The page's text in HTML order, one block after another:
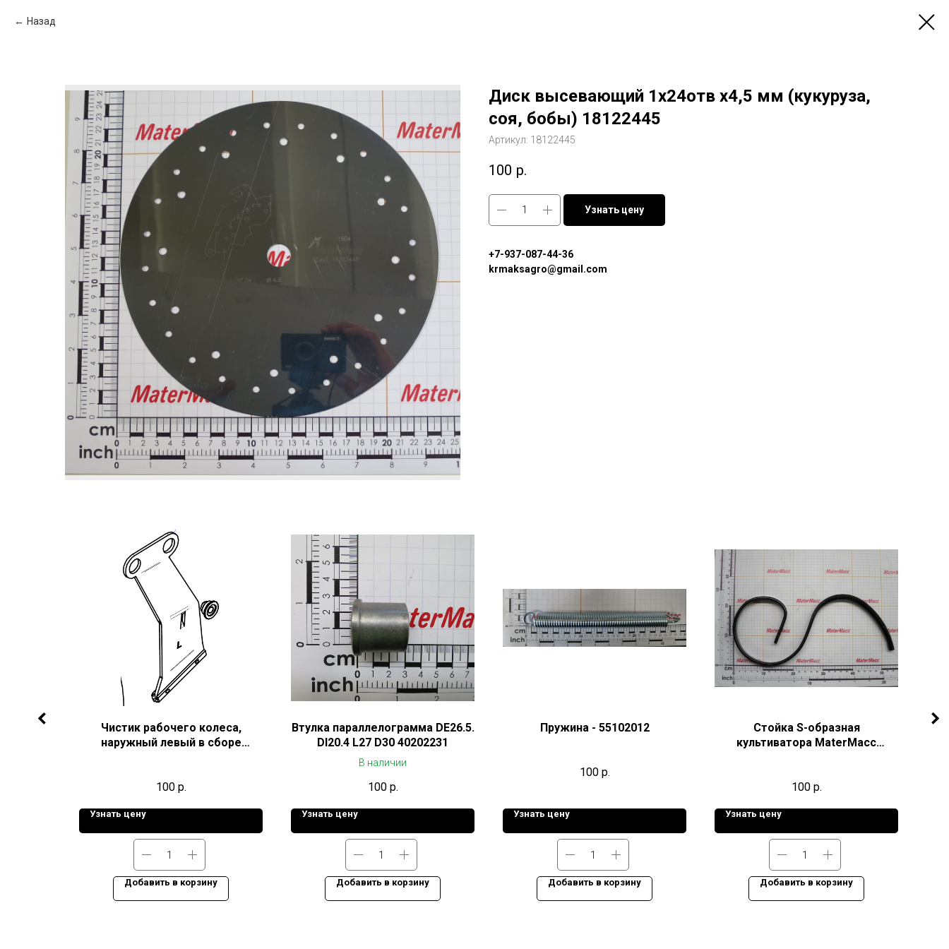
Назад
Диск высевающий 1х24отв х4,5 мм (кукуруза,
соя, бобы) 18122445
Артикул: 18122445
100 р.
Узнать цену
+7-937-087-44-36
krmaksagro@gmail.com
Чистик рабочего колеса,
наружный левый в сборе
100 р.
Узнать цену
Добавить в корзину
Втулка параллелограмма DE26.5.
DI20.4 L27 D30 40202231
В наличии
100 р.
Узнать цену
Добавить в корзину
Пружина - 55102012
100 р.
Узнать цену
Добавить в корзину
Стойка S-образная
культиватора MaterMacc
100 р.
Узнать цену
Добавить в корзину